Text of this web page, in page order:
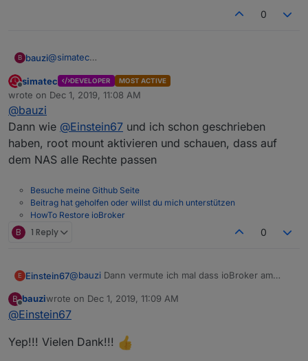
0
B bauzi@simatec
Das alte System hat zugriff, klar sonst würde es ja auch
nicht speichern.
da das Fehler debug auch aufspielen? Das habe ich noch
nicht gemacht, da ich der Meinung war das ist mit der
Installationsroutine mittlerweile behoben?
Offline
simatec DEVELOPER MOST ACTIVE
wrote on Dec 1, 2019, 11:08 AM
last edited by
@bauzi
Dann wie @Einstein67 und ich schon geschrieben
haben, root mount aktivieren und schauen, dass auf
dem NAS alle Rechte passen
Besuche meine Github Seite
Beitrag hat geholfen oder willst du mich unterstützen
HowTo Restore ioBroker
B 1 Reply 0
E Einstein67@bauzi Dann vermute ich mal dass ioBroker am
der VM (Install mit neuer Script Methode) als User.
Mach dem Haken bei "Mount als Root" und versuch
es nochmal.
B
Offline
bauziwrote on Dec 1, 2019, 11:09 AM
last edited by
@Einstein67
Yep!!! Vielen Dank!!!